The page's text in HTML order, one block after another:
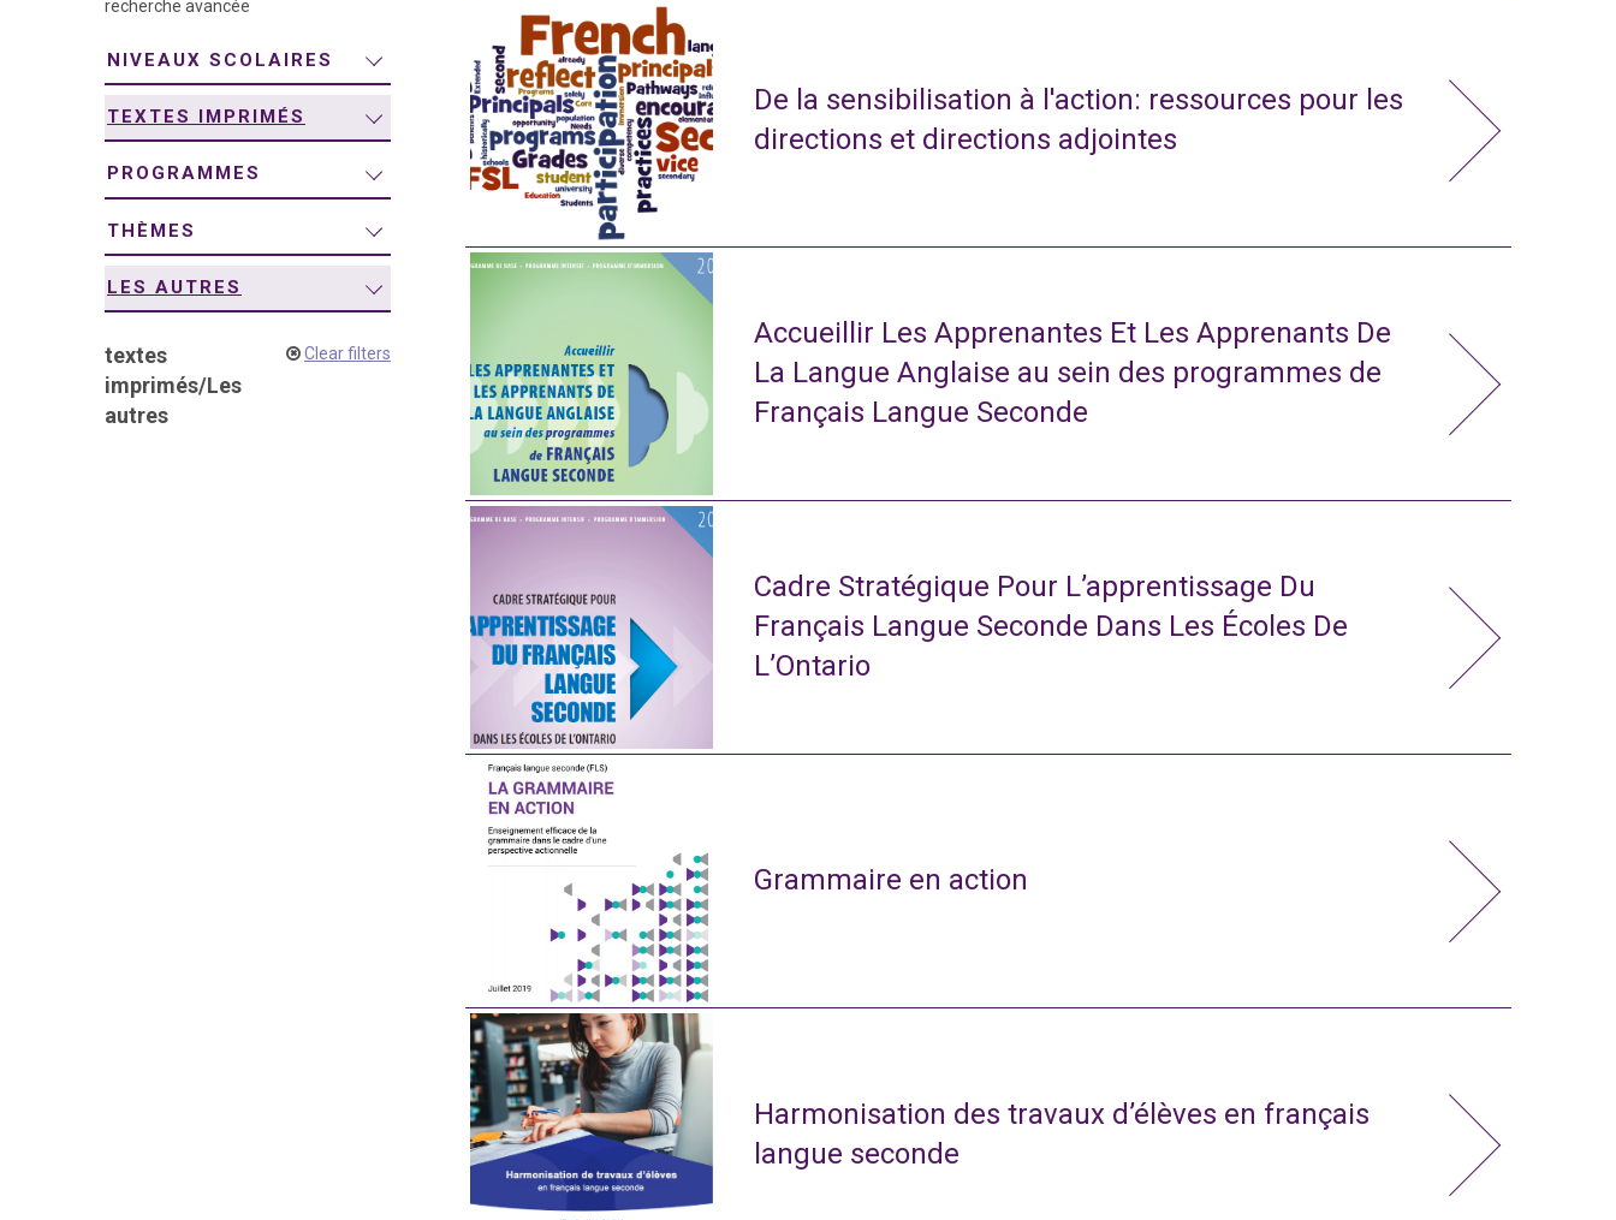
recherche avancée
NIVEAUX SCOLAIRES
TEXTES IMPRIMÉS
PROGRAMMES
THÈMES
LES AUTRES
textes
imprimés/Les
autres
Clear filters
De la sensibilisation à l'action: ressources pour les
directions et directions adjointes
Accueillir Les Apprenantes Et Les Apprenants De
La Langue Anglaise au sein des programmes de
Français Langue Seconde
Cadre Stratégique Pour L’apprentissage Du
Français Langue Seconde Dans Les Écoles De
L’Ontario
Grammaire en action
Harmonisation des travaux d’élèves en français
langue seconde